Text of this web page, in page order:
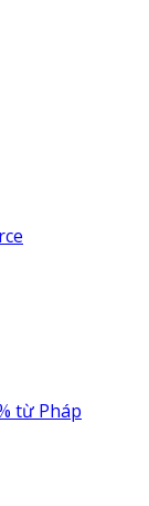
từ Pháp